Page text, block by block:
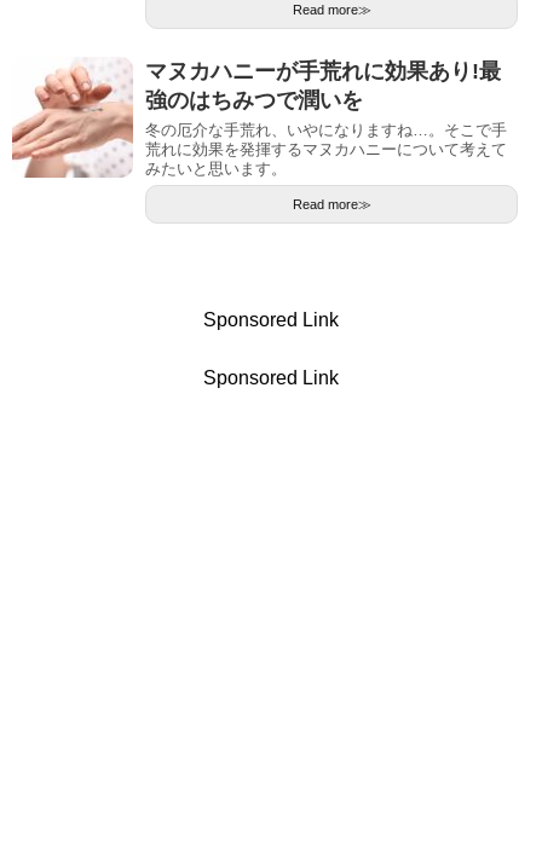
Read more≫
マヌカハニーが手荒れに効果あり!最
強のはちみつで潤いを
冬の厄介な手荒れ、いやになりますね…。そこで手
荒れに効果を発揮するマヌカハニーについて考えて
みたいと思います。
Read more≫
Sponsored Link
Sponsored Link